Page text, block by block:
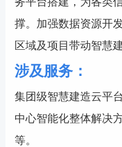
撑。加强数据资源开
区域及项目带动智慧
涉及服务：
集团级智慧建造云平
中心智能化整体解决
等。